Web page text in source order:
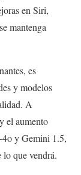
en Siri,
mantenga
es
y modelos
A
el aumento
4o y Gemini 1.5,
lo que vendrá.